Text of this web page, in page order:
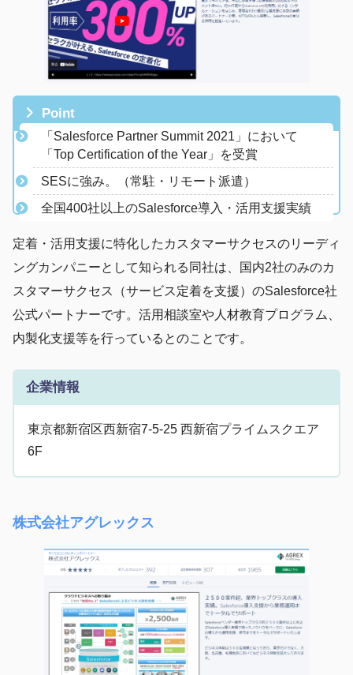
Point
「Salesforce Partner Summit 2021」において
「Top Certification of the Year」を受賞
​SESに強み。（常駐・リモート派遣）
全国400社以上のSalesforce導入・活用支援実績
定着・活用支援に特化したカスタマーサクセスのリーディ
ングカンパニーとして知られる同社は、国内2社のみのカ
スタマーサクセス（サービス定着を支援）のSalesforce社
公式パートナーです。活用相談室や人材教育プログラム、
内製化支援等を行っているとのことです。
企業情報
東京都新宿区西新宿7-5-25 西新宿プライムスクエア
6F
株式会社アグレックス